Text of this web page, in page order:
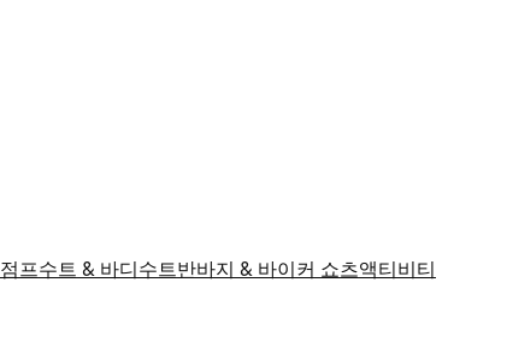
점프수트 & 바디수트반바지 & 바이커 쇼츠액티비티